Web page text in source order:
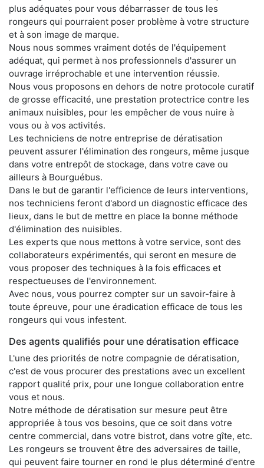
plus adéquates pour vous débarrasser de tous les
rongeurs qui pourraient poser problème à votre structure
et à son image de marque.
Nous nous sommes vraiment dotés de l'équipement
adéquat, qui permet à nos professionnels d'assurer un
ouvrage irréprochable et une intervention réussie.
Nous vous proposons en dehors de notre protocole curatif
de grosse efficacité, une prestation protectrice contre les
animaux nuisibles, pour les empêcher de vous nuire à
vous ou à vos activités.
Les techniciens de notre entreprise de dératisation
peuvent assurer l'élimination des rongeurs, même jusque
dans votre entrepôt de stockage, dans votre cave ou
ailleurs à Bourguébus.
Dans le but de garantir l'efficience de leurs interventions,
nos techniciens feront d'abord un diagnostic efficace des
lieux, dans le but de mettre en place la bonne méthode
d'élimination des nuisibles.
Les experts que nous mettons à votre service, sont des
collaborateurs expérimentés, qui seront en mesure de
vous proposer des techniques à la fois efficaces et
respectueuses de l'environnement.
Avec nous, vous pourrez compter sur un savoir-faire à
toute épreuve, pour une éradication efficace de tous les
rongeurs qui vous infestent.
Des agents qualifiés pour une dératisation efficace
L'une des priorités de notre compagnie de dératisation,
c'est de vous procurer des prestations avec un excellent
rapport qualité prix, pour une longue collaboration entre
vous et nous.
Notre méthode de dératisation sur mesure peut être
appropriée à tous vos besoins, que ce soit dans votre
centre commercial, dans votre bistrot, dans votre gîte, etc.
Les rongeurs se trouvent être des adversaires de taille,
qui peuvent faire tourner en rond le plus déterminé d'entre